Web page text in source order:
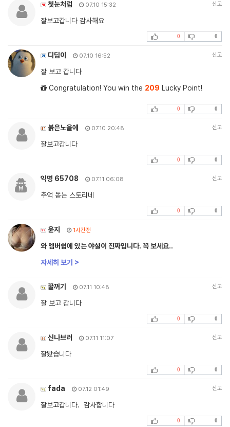
첫눈처럼 07.10 15:32 신고
잘보고갑니다 감사해요
0 0
디딤이 07.10 16:52 신고
잘 보고 갑니다
Congratulation! You win the 209 Lucky Point!
0 0
붉은노을에 07.10 20:48 신고
잘보고갑니다
0 0
익명 65708 07.11 06:08 신고
추억 돋는 스토리네
0 0
윤지 1시간전
와 멤버쉽에 있는 야설이 진짜입니다. 꼭 보세요..
자세히 보기 >
꿀꺼기 07.11 10:48 신고
잘 보고 갑니다
0 0
신나브러 07.11 11:07 신고
잘봤습니다
0 0
fada 07.12 01:49 신고
잘보고갑니다. 감사합니다
0 0